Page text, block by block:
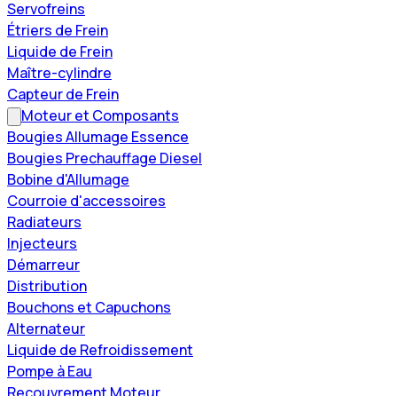
Servofreins
Étriers de Frein
Liquide de Frein
Maître-cylindre
Capteur de Frein
Moteur et Composants
Bougies Allumage Essence
Bougies Prechauffage Diesel
Bobine d'Allumage
Courroie d'accessoires
Radiateurs
Injecteurs
Démarreur
Distribution
Bouchons et Capuchons
Alternateur
Liquide de Refroidissement
Pompe à Eau